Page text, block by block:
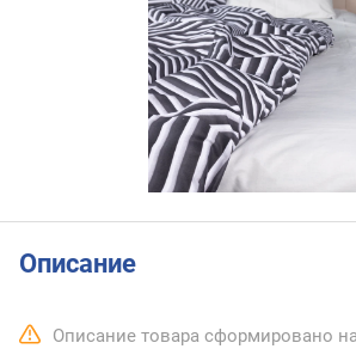
Описание
Описание товара сформировано